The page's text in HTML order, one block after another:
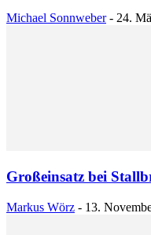
Michael Sonnweber - 24.
Großeinsatz bei
Markus Wörz - 13.